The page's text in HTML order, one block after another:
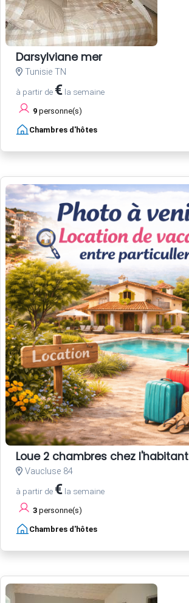
Darsylviane mer
Tunisie TN
à partir de € la semaine
9 personne(s)
Chambres d'hôtes
Loue 2 chambres chez l'habitant
Vaucluse 84
à partir de € la semaine
3 personne(s)
Chambres d'hôtes